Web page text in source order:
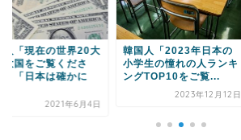
Powered by livedoor 相互RSS
人「2023年日本の
生の憧れの人ランキ
TOP10をご覧...
韓国人「韓国が日本より
確実に上である分野って
何があるんだろうか？」
2021年7月10日